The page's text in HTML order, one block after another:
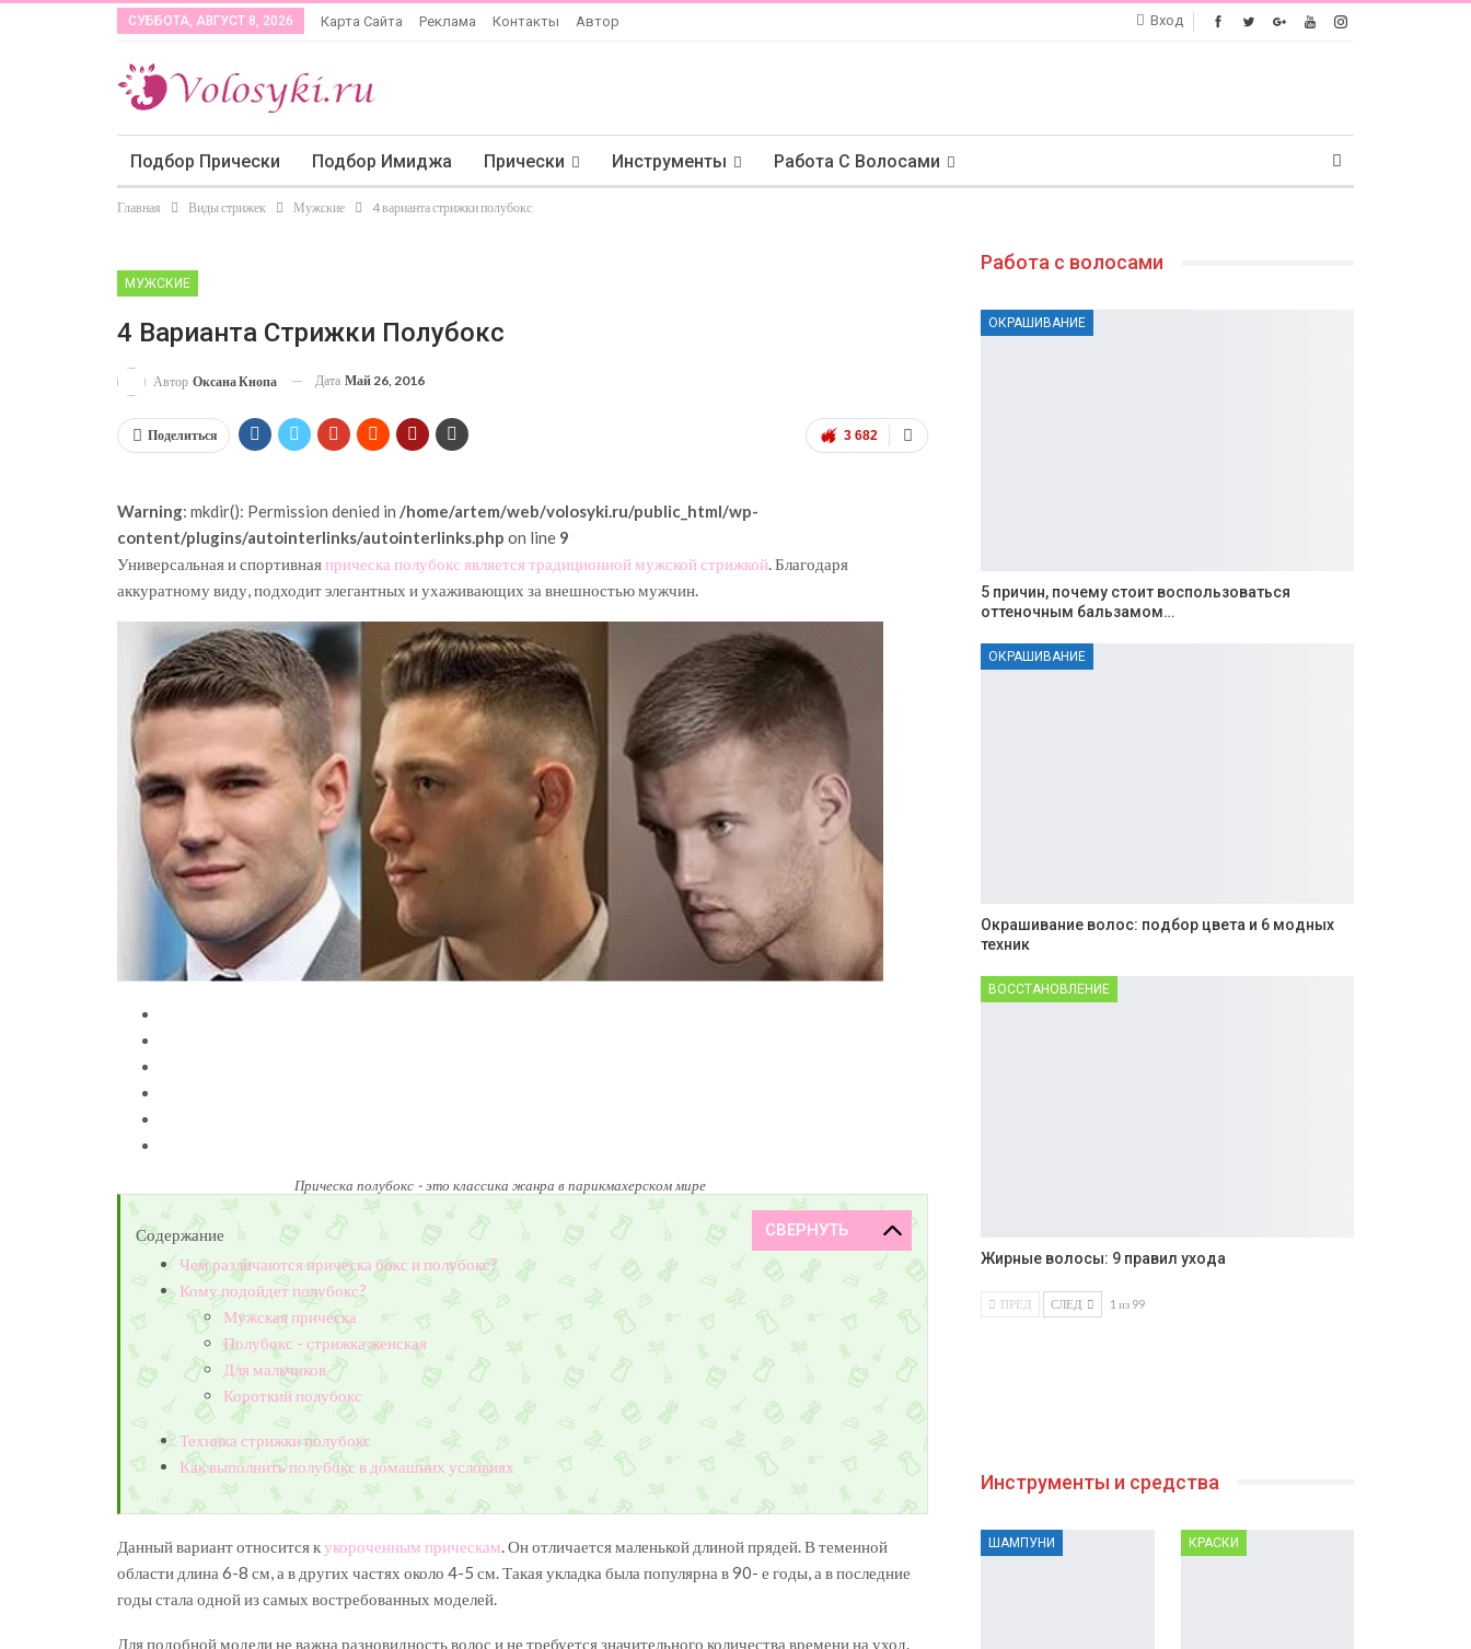
Вход
СУББОТА, АВГУСТ 8, 2026 Карта Сайта Реклама Контакты Автор
Подбор Прически Подбор Имиджа Прически Инструменты Работа С Волосами
Главная Виды стрижек Мужские 4 варианта стрижки полубокс
МУЖСКИЕ
4 Варианта Стрижки Полубокс
Автор Оксана Кнопа Дата Май 26, 2016
3 682
Поделиться
Warning: mkdir(): Permission denied in /home/artem/web/volosyki.ru/public_html/wp-
content/plugins/autointerlinks/autointerlinks.php on line 9
Универсальная и спортивнаяприческа полубокс является традиционной мужской стрижкой. Благодаря
аккуратному виду, подходит элегантных и ухаживающих за внешностью мужчин.
Прическа полубокс - это классика жанра в парикмахерском мире
Содержание
Чем различаются прическа бокс и полубокс?
Кому подойдет полубокс?
Мужская прическа
Полубокс - стрижка женская
Для мальчиков
Короткий полубокс
Техника стрижки полубокс
Как выполнить полубокс в домашних условиях
Данный вариант относится кукороченным прическам . Он отличается маленькой длиной прядей. В теменной
области длина 6-8 см, а в других частях около 4-5 см. Такая укладка была популярна в 90- е годы, а в последние
годы стала одной из самых востребованных моделей.
Для подобной модели не важна разновидность волос и не требуется значительного количества времени на уход.
Работа с волосами
ОКРАШИВАНИЕ
5 причин, почему стоит воспользоваться
оттеночным бальзамом…
ОКРАШИВАНИЕ
Окрашивание волос: подбор цвета и 6 модных
техник
ВОССТАНОВЛЕНИЕ
Жирные волосы: 9 правил ухода
ПРЕД СЛЕД 1 из 99
Инструменты и средства
ШАМПУНИ КРАСКИ